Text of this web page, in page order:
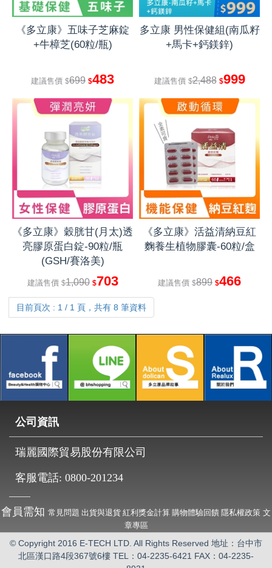
《多立康》五味子芝麻錠
+牛樟芝(60粒/瓶)
建議售價 $699 $483
多立康 男性保健組(南瓜籽
+馬卡+鈣鎂鋅)
建議售價 $2,488 $999
《多立康》穀胱甘(月太)透
亮膠原蛋白錠-90粒/瓶
(GSH/賽洛美)
建議售價 $1,090 $703
《多立康》活益清納豆紅
麴養生植物膠囊-60粒/盒
建議售價 $899 $466
目前頁次 : 1 / 1 頁，共有 8 筆資料
公司資訊
瑞麗國際貿易股份有限公司
客服電話: 0800-201234
會員需知 常見問題 出貨與退貨 紅利獎金計算 購物體驗回饋 隱私權政策 文
章專區
© Copyright 2016 E-TECH LTD. All Rights Reserved 地址：台中市
北區漢口路4段367號6樓 TEL：04-2235-6421 FAX：04-2235-